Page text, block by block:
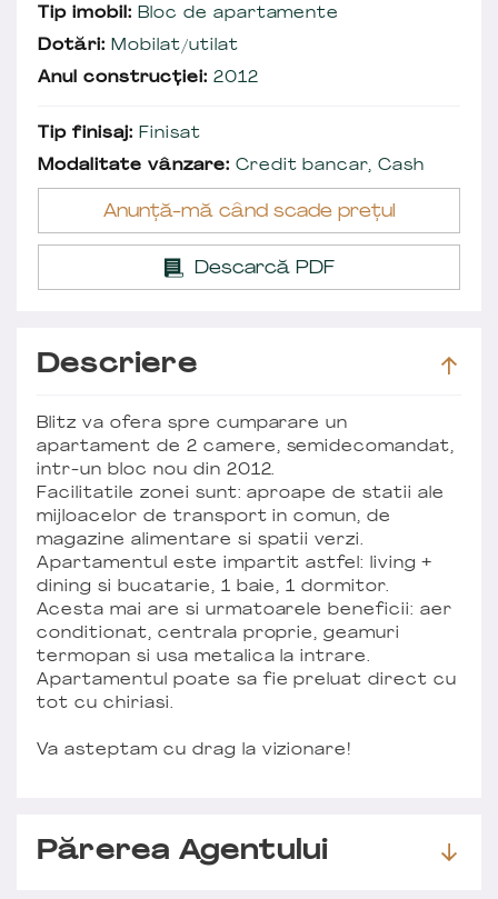
Tip imobil: Bloc de apartamente
Dotări: Mobilat/utilat
Anul construcției: 2012
Tip finisaj: Finisat
Modalitate vânzare: Credit bancar, Cash
Anunță-mă când scade prețul
Descarcă PDF
Descriere
Blitz va ofera spre cumparare un
apartament de 2 camere, semidecomandat,
intr-un bloc nou din 2012.
Facilitatile zonei sunt: aproape de statii ale
mijloacelor de transport in comun, de
magazine alimentare si spatii verzi.
Apartamentul este impartit astfel: living +
dining si bucatarie, 1 baie, 1 dormitor.
Acesta mai are si urmatoarele beneficii: aer
conditionat, centrala proprie, geamuri
termopan si usa metalica la intrare.
Apartamentul poate sa fie preluat direct cu
tot cu chiriasi.
Va asteptam cu drag la vizionare!
Părerea Agentului